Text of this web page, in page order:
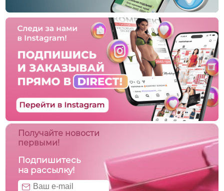
Получайте новости
первыми!
Подпишитесь
на рассылку!